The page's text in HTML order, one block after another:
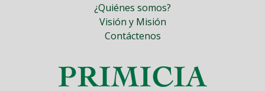
¿Quiénes somos?
Visión y Misión
Contáctenos